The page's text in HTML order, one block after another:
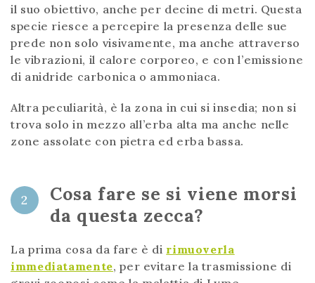
il suo obiettivo, anche per decine di metri. Questa
specie riesce a percepire la presenza delle sue
prede non solo visivamente, ma anche attraverso
le vibrazioni, il calore corporeo, e con l’emissione
di anidride carbonica o ammoniaca.
Altra peculiarità, è la zona in cui si insedia; non si
trova solo in mezzo all’erba alta ma anche nelle
zone assolate con pietra ed erba bassa.
2
Cosa fare se si viene morsi
da questa zecca?
La prima cosa da fare è di rimuoverla
immediatamente, per evitare la trasmissione di